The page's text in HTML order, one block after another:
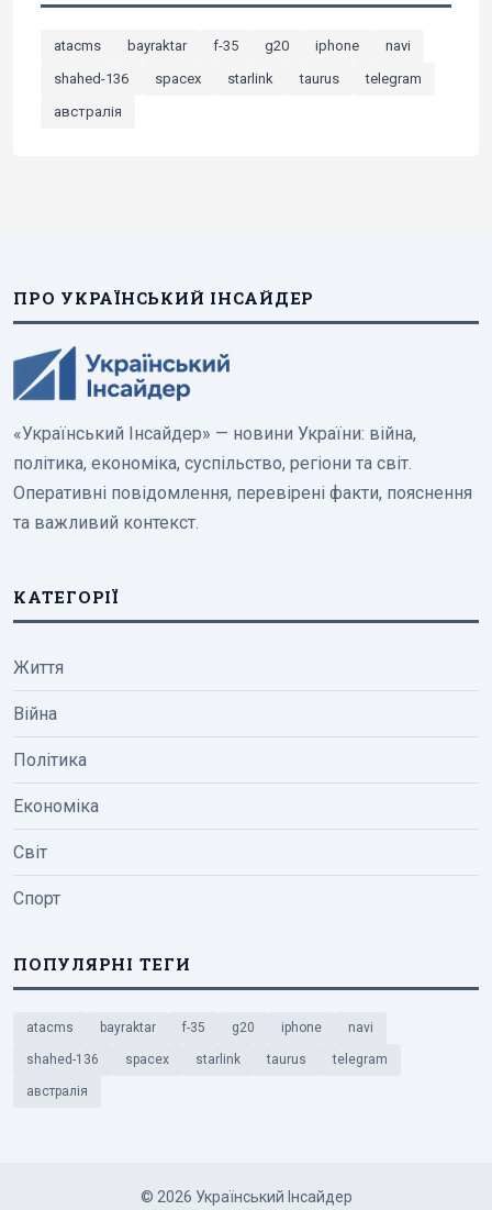
atacms bayraktar f-35 g20 iphone
navi
shahed-136
spacex starlink taurus
telegram
австралія
ПРО УКРАЇНСЬКИЙ ІНСАЙДЕР
«Український Інсайдер» — новини України: війна,
політика, економіка, суспільство, регіони та світ.
Оперативні повідомлення, перевірені факти, пояснення
та важливий контекст.
КАТЕГОРІЇ
Життя
Війна
Політика
Економіка
Світ
Спорт
ПОПУЛЯРНІ ТЕГИ
atacms bayraktar f-35 g20 iphone navi
shahed-136 spacex starlink taurus telegram
австралія
© 2026 Український Інсайдер